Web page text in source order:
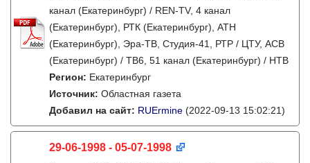
канал (Екатеринбург) / REN-TV, 4 канал
(Екатеринбург), РТК (Екатеринбург), АТН
(Екатеринбург), Эра-ТВ, Студия-41, РТР / ЦТУ, АСВ
(Екатеринбург) / ТВ6, 51 канал (Екатеринбург) / НТВ
Регион: Екатеринбург
Источник: Областная газета
Добавил на сайт: RUErmine (2022-09-13 15:02:21)
29-06-1998 - 05-07-1998